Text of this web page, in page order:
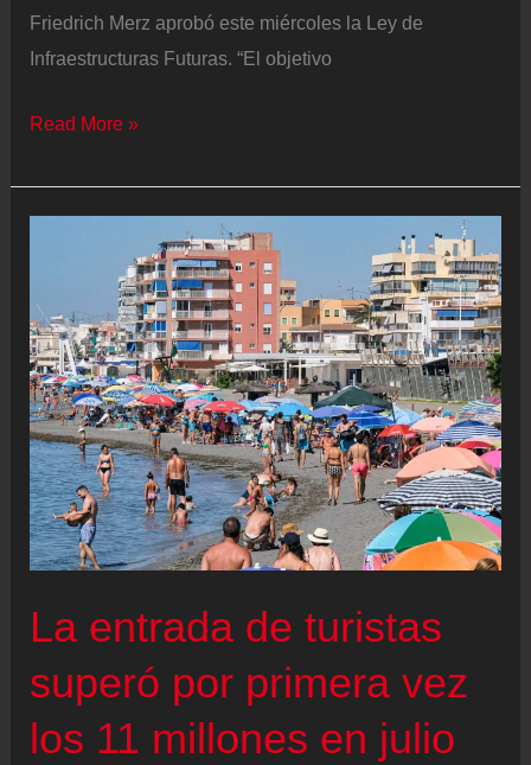
Friedrich Merz aprobó este miércoles la Ley de
Infraestructuras Futuras. “El objetivo
Alemania
una
infraestructuras
para
modernizar
ferrocarriles
y
puentes
y
corregir
Read More »
La entrada de turistas
superó por primera vez
los 11 millones en julio